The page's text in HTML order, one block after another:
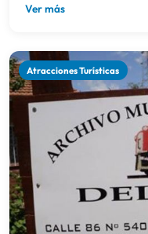
Ver más
Atracciones Turísticas